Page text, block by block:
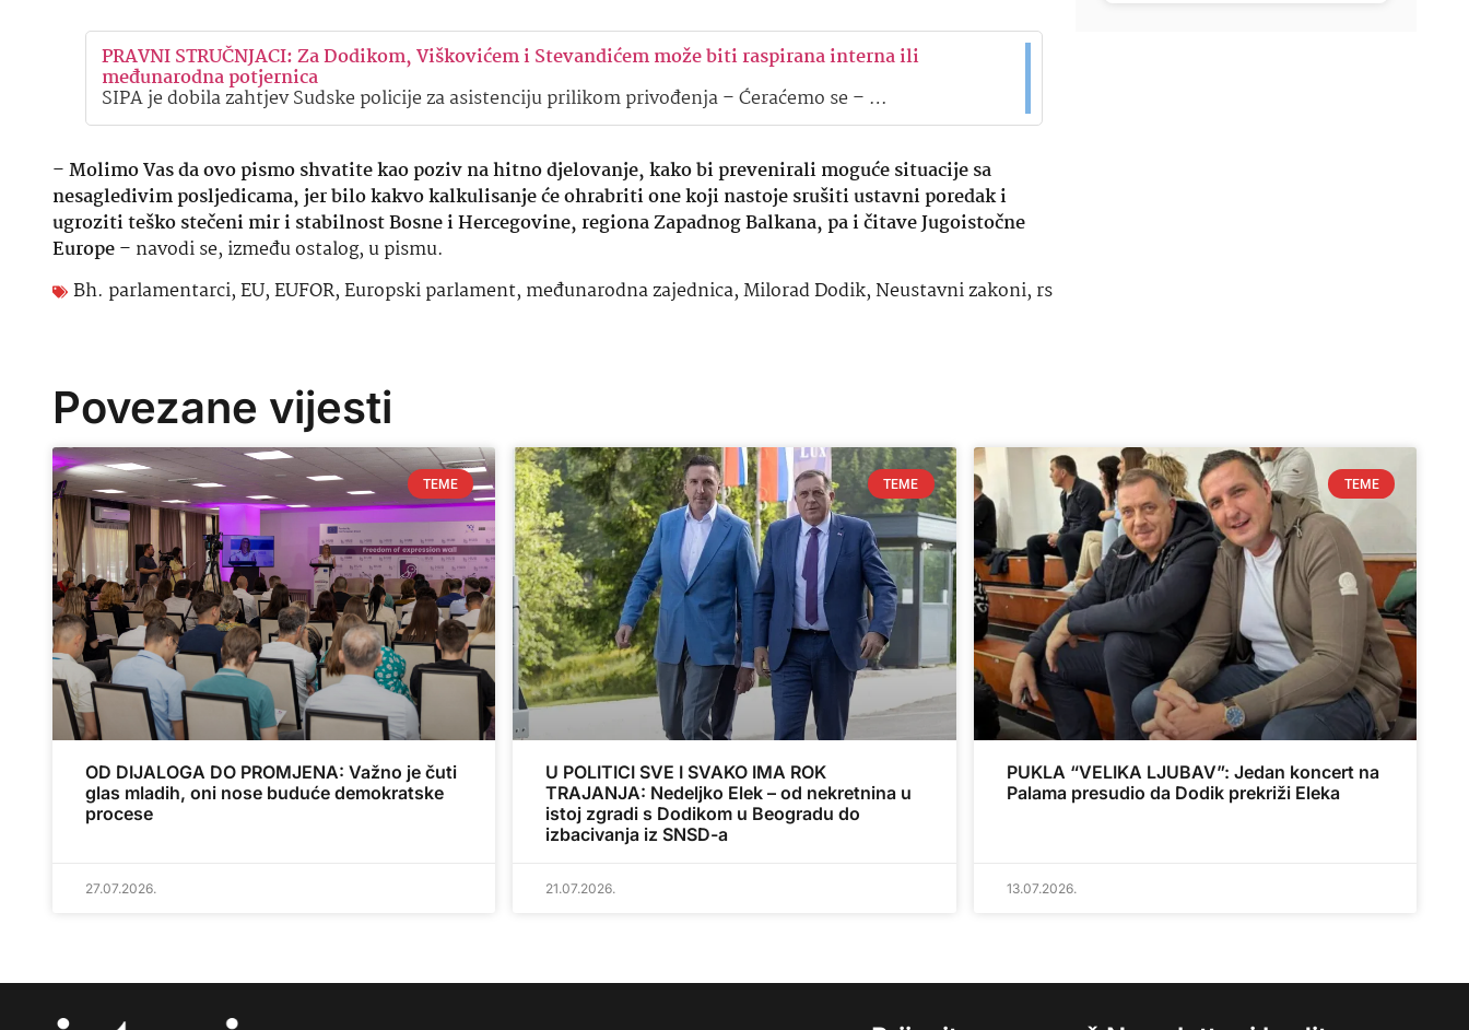
PRAVNI STRUČNJACI: Za Dodikom, Viškovićem i Stevandićem može biti raspirana interna ili
međunarodna potjernica
SIPA je dobila zahtjev Sudske policije za asistenciju prilikom privođenja – Ćeraćemo se – …
–Molimo Vas da ovo pismo shvatite kao poziv na hitno djelovanje, kako bi prevenirali moguće situacije sa
nesagledivim posljedicama, jer bilo kakvo kalkulisanje će ohrabriti one koji nastoje srušiti ustavni poredak i
ugroziti teško stečeni mir i stabilnost Bosne i Hercegovine, regiona Zapadnog Balkana, pa i čitave Jugoistočne
Europe– navodi se, između ostalog, u pismu.
Bh. parlamentarci,EU,EUFOR,Europski parlament, međunarodna zajednica,Milorad Dodik,Neustavni zakoni, rs
Povezane vijesti
TEME
OD DIJALOGA DO PROMJENA: Važno je čuti
glas mladih, oni nose buduće demokratske
procese
27.07.2026.
TEME
U POLITICI SVE I SVAKO IMA ROK
TRAJANJA: Nedeljko Elek – od nekretnina u
istoj zgradi s Dodikom u Beogradu do
izbacivanja iz SNSD-a
21.07.2026.
TEME
PUKLA “VELIKA LJUBAV”: Jedan koncert na
Palama presudio da Dodik prekriži Eleka
13.07.2026.